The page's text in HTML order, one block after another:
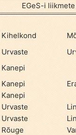
EGeS-i
Kihelkond
Urvaste
Kanepi
Kanepi
Kanepi
Urvaste
Urvaste
Rõuge